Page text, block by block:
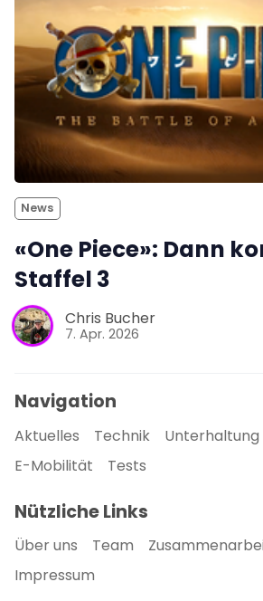
News
«One Piece»: Dann
Staffel 3
Chris Bucher
7. Apr. 2026
Navigation
Aktuelles Technik Unterhaltung
E-Mobilität
Tests
Nützliche Links
Über uns Team
Impressum